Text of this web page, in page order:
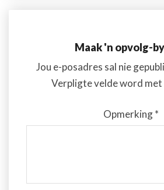
Maak 'n opvolg-
Jou e-posadres sal nie
Verpligte velde word met
Opmerking*